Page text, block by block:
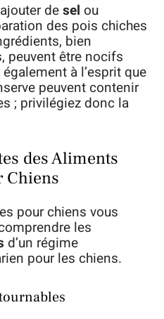
desel ou
des pois chiches
bien
peuvent être nocifs
à l’esprit que
peuvent contenir
; privilégiez donc la
des Aliments
Chiens
pour chiens vous
les
d’un régime
pour les chiens.